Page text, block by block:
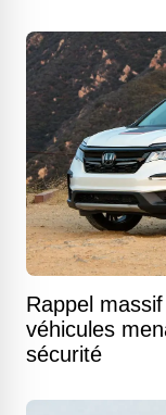
Rappel
véhicules
sécurité